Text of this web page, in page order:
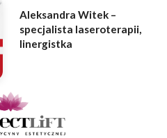
Aleksandra Witek –
specjalista laseroterapii,
linergistka